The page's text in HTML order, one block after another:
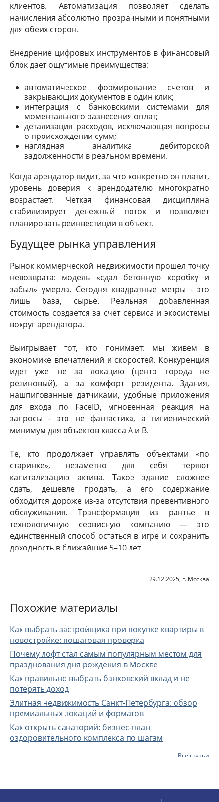
клиентов. Автоматизация позволяет сделать
начисления абсолютно прозрачными и понятными
для обеих сторон.
Внедрение цифровых инструментов в финансовый
блок дает ощутимые преимущества:
автоматическое формирование счетов и
закрывающих документов в один клик;
интеграция с банковскими системами для
моментального разнесения оплат;
детализация расходов, исключающая вопросы
о происхождении сумм;
наглядная аналитика дебиторской
задолженности в реальном времени.
Когда арендатор видит, за что конкретно он платит,
уровень доверия к арендодателю многократно
возрастает. Четкая финансовая дисциплина
стабилизирует денежный поток и позволяет
планировать реинвестиции в объект.
Будущее рынка управления
Рынок коммерческой недвижимости прошел точку
невозврата: модель «сдал бетонную коробку и
забыл» умерла. Сегодня квадратные метры - это
лишь база, сырье. Реальная добавленная
стоимость создается за счет сервиса и экосистемы
вокруг арендатора.
Выигрывает тот, кто понимает: мы живем в
экономике впечатлений и скоростей. Конкуренция
идет уже не за локацию (центр города не
резиновый), а за комфорт резидента. Здания,
нашпигованные датчиками, удобные приложения
для входа по FaceID, мгновенная реакция на
запросы - это не фантастика, а гигиенический
минимум для объектов класса А и В.
Те, кто продолжает управлять объектами «по
старинке», незаметно для себя теряют
капитализацию актива. Такое здание сложнее
сдать, дешевле продать, а его содержание
обходится дороже из-за отсутствия превентивного
обслуживания. Трансформация из рантье в
технологичную сервисную компанию — это
единственный способ остаться в игре и сохранить
доходность в ближайшие 5–10 лет.
29.12.2025, г. Москва
Похожие материалы
Как выбрать застройщика при покупке квартиры в
новостройке: пошаговая проверка
Почему лофт стал самым популярным местом для
празднования дня рождения в Москве
Как правильно выбрать банковский вклад и не
потерять доход
Элитная недвижимость Санкт-Петербурга: обзор
премиальных локаций и форматов
Как открыть санаторий: бизнес-план
оздоровительного комплекса по шагам
Все статьи